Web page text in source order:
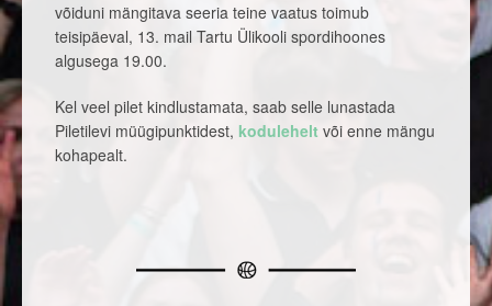
võiduni mängitava seeria teine vaatus toimub
teisipäeval, 13. mail Tartu Ülikooli spordihoones
algusega 19.00.
Kel veel pilet kindlustamata, saab selle lunastada
Piletilevi müügipunktidest, kodulehelt või enne mängu
kohapealt.